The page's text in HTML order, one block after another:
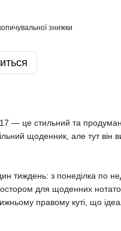
знижки
— це стильний та
щоденник, але тут він
тиждень: з понеділка по
для щоденних
правому куті, що